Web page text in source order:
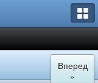
Вперед
»